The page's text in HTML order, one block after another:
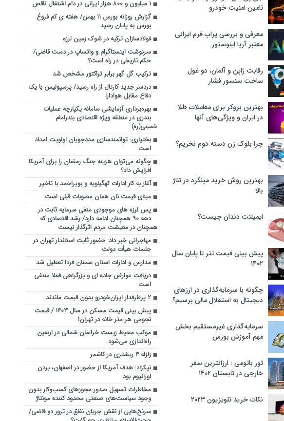
تامین امنیت خودرو
معرفی و بررسی پراپ فرم ایرانی
معتبر آریا اینوستور
رقابت ژاپن و آلمان، دو غول
ساخت سنسور فشار
بهترین بروکر برای معاملات طلا
در ایران و ویژگی‌های آنها
چرا بلوک زن دسته دوم نخریم؟
بهترین روش خرید میلگرد در تناژ
بالا
ایمپلنت دندان چیست؟
پیش بینی قیمت تتر تا پایان سال
۱۴۰۲
چگونه با سرمایه‌گذاری در ارزهای
دیجیتال به استقلال مالی برسیم؟
سرمایه‌گذاری غیرمستقیم بخش
مهم آموزش بورس
تور باتومی : ارزانترین سفر
خارجی در تابستان ۱۴۰۲
نکات خرید تلویزیون ۲۰۲۳
۱ میلیون و ۸۰۰ هزار ایرانی در دام اشتغال ناقص
گزارش روزانه بورس ۱۱ بهمن/ هفته ی کم فروغ
بورس به پایان رسید
فولادسازان ترکیه در شوک زمین‌ لرزه
سرنوشت اینستاگرام و واتساپ در دست قاضی/
حکم تاریخی در راه است؟
ترکیب گل گهر برابر تراکتور مشخص شد
دردسر جدید کارتال از راه رسید/ پرسپولیس با یک
دفاع مقابل هوادار!
بهره‌برداری آزمایشی سامانه یکپارچه عملیات
بندری در منطقه ویژه اقتصادی بندرامام
خمینی(ره)
بختیاری: توانمندسازی مددجویان اولویت امداد
است
چگونه می‌توان هزینه جنگ رمضان را برای آمریکا
افزایش داد؟
آغاز به کار ادارات کهگیلویه و بویراحمد با تاخیر
مبنای قیمت نان همان مصوبات قبلی است
پس لرزه های موجودی منفی سرمایه ثابت در
دهه ۹۰ همچنان ادامه دارد/ رشد اقتصادی که
همچنان در معیشت مردم اثرگذار نیست
مهاجرانی خبر داد: حضور ثابت استاندار تهران در
جلسات هیأت دولت
مدارس و ادارات استان سمنان فردا تعطیل شد
دریافت عوارض جاده ای و بزرگراهی فعلا منتفی
است
۲ پرطرفدار ایران‌خودرو بدون قیمت ماندند
پیش بینی قیمت مسکن در سال ۱۴۰۳ / قیمت
نجومی هر متر خانه در تهران!
موکب محیط زیست خراسان شمالی در اربعین
راه‌اندازی می‌شود
زلزله ۴ ریشتری در کاشمر
نیکزاد: هدف آمریکا از حضور در اصفهان، بردن
اورانیوم بود
مخاطرات تسهیل صدور مجوزهای کسب‌وکار بدون
وجود سیاست‌های صنعتی محدود کننده مونتاژ
سرنخ‌هایی از نقش جریان نفاق در ترور دو قاضی/